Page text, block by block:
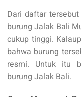
Dari daftar
burung Jalak Bali
cukup tinggi.
bahwa burung
resmi. Untuk itu
burung Jalak Bali.